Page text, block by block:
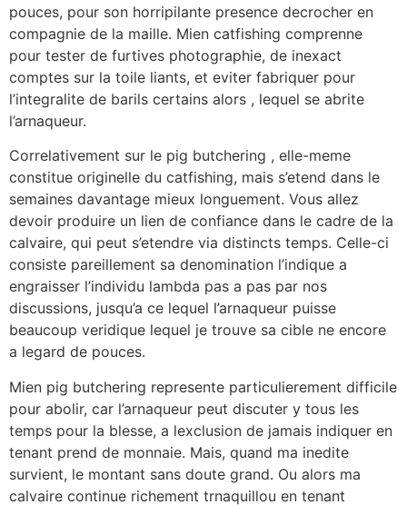
pouces, pour son horripilante presence decrocher en
compagnie de la maille. Mien catfishing comprenne
pour tester de furtives photographie, de inexact
comptes sur la toile liants, et eviter fabriquer pour
l’integralite de barils certains alors , lequel se abrite
l’arnaqueur.
Correlativement sur le pig butchering , elle-meme
constitue originelle du catfishing, mais s’etend dans le
semaines davantage mieux longuement. Vous allez
devoir produire un lien de confiance dans le cadre de la
calvaire, qui peut s’etendre via distincts temps. Celle-ci
consiste pareillement sa denomination l’indique a
engraisser l’individu lambda pas a pas par nos
discussions, jusqu’a ce lequel l’arnaqueur puisse
beaucoup veridique lequel je trouve sa cible ne encore
a legard de pouces.
Mien pig butchering represente particulierement difficile
pour abolir, car l’arnaqueur peut discuter y tous les
temps pour la blesse, a lexclusion de jamais indiquer en
tenant prend de monnaie. Mais, quand ma inedite
survient, le montant sans doute grand. Ou alors ma
calvaire continue richement trnaquillou en tenant